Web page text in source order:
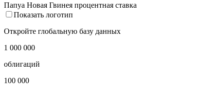
Папуа Новая Гвинея процентная ставка
Показать логотип
Откройте глобальную базу данных
1 000 000
облигаций
100 000